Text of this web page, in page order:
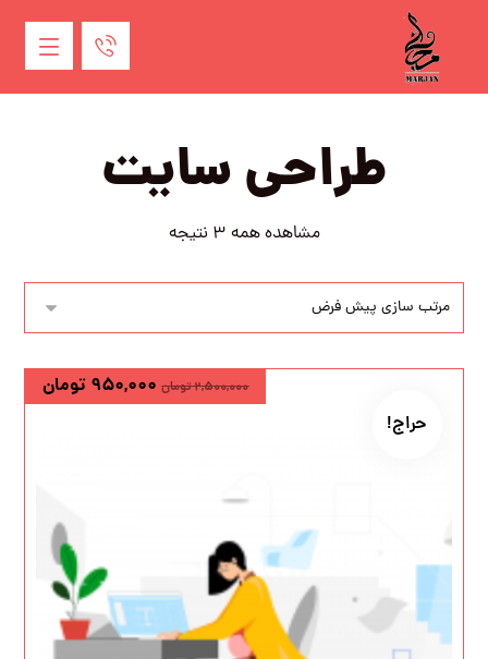
طراحی سایت
مشاهده همه 3 نتیجه
۲,۵۰۰,۰۰۰تومان ۹۵۰,۰۰۰ تومان
حراج!